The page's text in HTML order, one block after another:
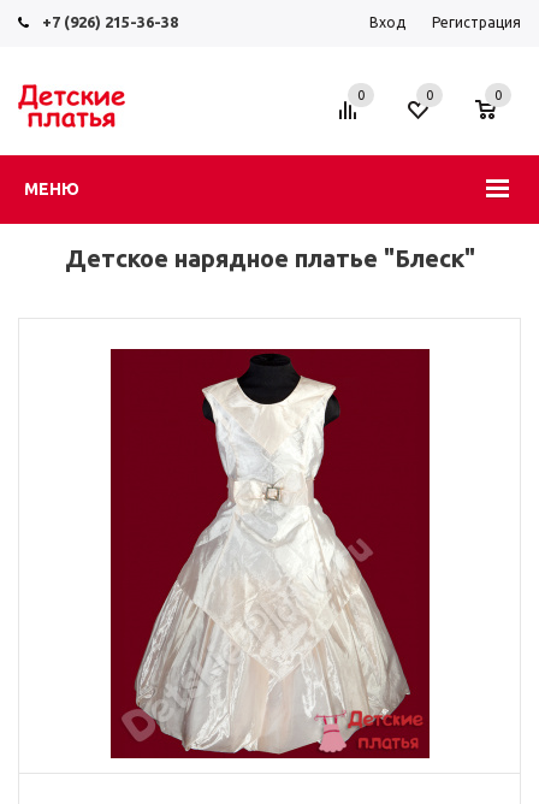
+7 (926) 215-36-38 Вход Регистрация
МЕНЮ
0 0 0
Детское нарядное платье "Блеск"